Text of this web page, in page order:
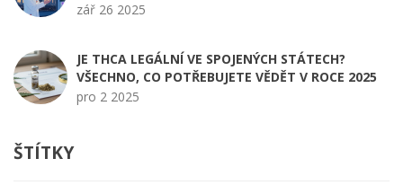
zář 26 2025
JE THCA LEGÁLNÍ VE SPOJENÝCH STÁTECH?
VŠECHNO, CO POTŘEBUJETE VĚDĚT V ROCE 2025
pro 2 2025
ŠTÍTKY